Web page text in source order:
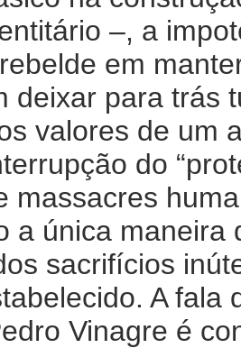
–, a
em
deixar para trás
valores de um
do
massacres
a única maneira
sacrifícios
A fala
Vinagre é